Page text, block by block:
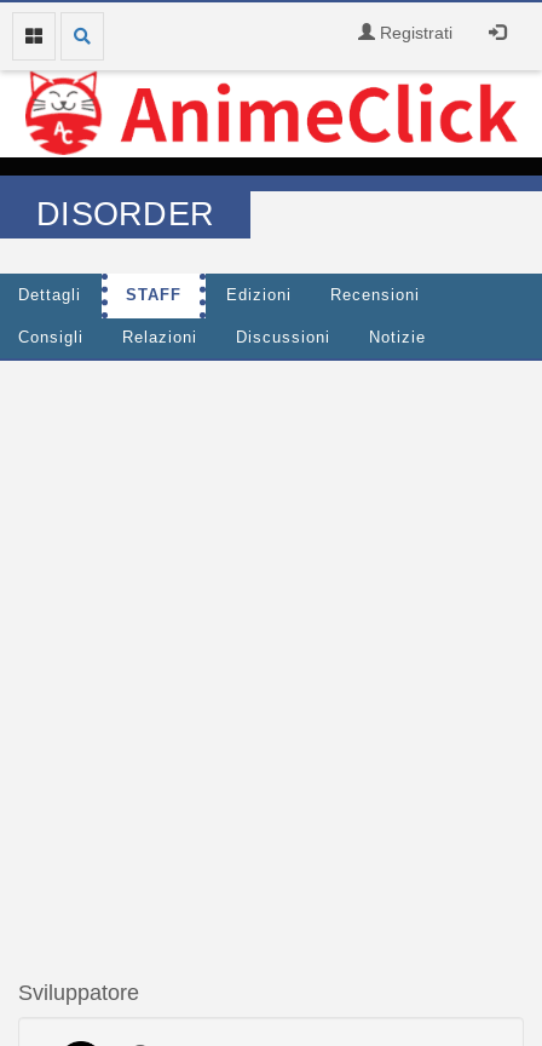
Registrati
DISORDER
Dettagli STAFF Edizioni Recensioni
Consigli Relazioni Discussioni Notizie
Sviluppatore